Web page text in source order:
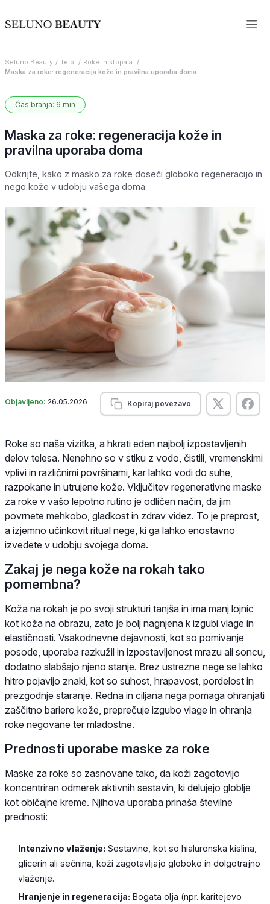
Seluno Beauty Telo
Roke in stopala
Maska za roke: regeneracija kože in pravilna uporaba doma
Čas branja: 6 min
Maska za roke: regeneracija kože in
pravilna uporaba doma
Odkrijte, kako z masko za roke doseči globoko regeneracijo in
nego kože v udobju vašega doma.
Objavljeno: 26.05.2026 Kopiraj povezavo
Roke so naša vizitka, a hkrati eden najbolj izpostavljenih
delov telesa. Nenehno so v stiku z vodo, čistili, vremenskimi
vplivi in različnimi površinami, kar lahko vodi do suhe,
razpokane in utrujene kože. Vključitev regenerativne maske
za roke v vašo lepotno rutino je odličen način, da jim
povrnete mehkobo, gladkost in zdrav videz. To je preprost,
a izjemno učinkovit ritual nege, ki ga lahko enostavno
izvedete v udobju svojega doma.
Zakaj je nega kože na rokah tako
pomembna?
Koža na rokah je po svoji strukturi tanjša in ima manj lojnic
kot koža na obrazu, zato je bolj nagnjena k izgubi vlage in
elastičnosti. Vsakodnevne dejavnosti, kot so pomivanje
posode, uporaba razkužil in izpostavljenost mrazu ali soncu,
dodatno slabšajo njeno stanje. Brez ustrezne nege se lahko
hitro pojavijo znaki, kot so suhost, hrapavost, pordelost in
prezgodnje staranje. Redna in ciljana nega pomaga ohranjati
zaščitno bariero kože, preprečuje izgubo vlage in ohranja
roke negovane ter mladostne.
Prednosti uporabe maske za roke
Maske za roke so zasnovane tako, da koži zagotovijo
koncentriran odmerek aktivnih sestavin, ki delujejo globlje
kot običajne kreme. Njihova uporaba prinaša številne
prednosti:
Intenzivno vlaženje: Sestavine, kot so hialuronska kislina,
glicerin ali sečnina, koži zagotavljajo globoko in dolgotrajno
vlaženje.
Hranjenje in regeneracija: Bogata olja (npr. karitejevo